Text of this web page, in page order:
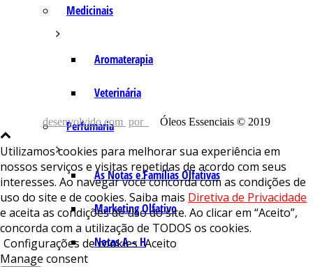
Medicinais
Aromaterapia
Veterinária
Perfumaria
As Notas e Famílias Olfativas
Marketing Olfativo
Notas A – H
desenvolvido com por Óleos Essenciais © 2019
Utilizamos cookies para melhorar sua experiência em
nossos serviços e visitas repetidas de acordo com seus
interesses. Ao navegar você concorda com as condições de
uso do site e de cookies. Saiba mais Diretiva de Privacidade
e aceita as condições de uso do site. Ao clicar em “Aceito”,
concorda com a utilização de TODOS os cookies.
Configurações de cookies Aceito
Manage consent